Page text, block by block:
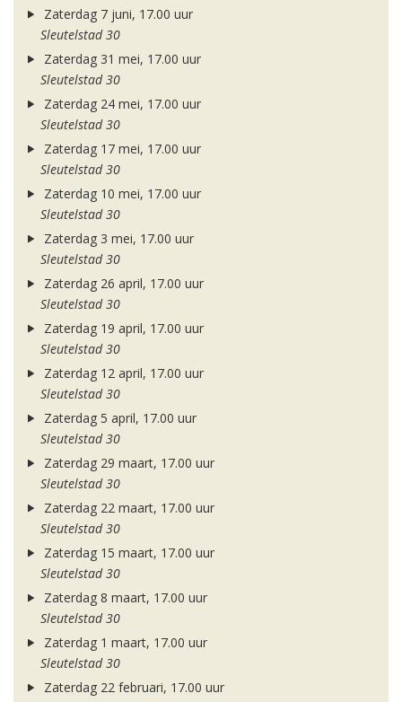
Zaterdag 7 juni, 17.00 uur
Sleutelstad 30
Zaterdag 31 mei, 17.00 uur
Sleutelstad 30
Zaterdag 24 mei, 17.00 uur
Sleutelstad 30
Zaterdag 17 mei, 17.00 uur
Sleutelstad 30
Zaterdag 10 mei, 17.00 uur
Sleutelstad 30
Zaterdag 3 mei, 17.00 uur
Sleutelstad 30
Zaterdag 26 april, 17.00 uur
Sleutelstad 30
Zaterdag 19 april, 17.00 uur
Sleutelstad 30
Zaterdag 12 april, 17.00 uur
Sleutelstad 30
Zaterdag 5 april, 17.00 uur
Sleutelstad 30
Zaterdag 29 maart, 17.00 uur
Sleutelstad 30
Zaterdag 22 maart, 17.00 uur
Sleutelstad 30
Zaterdag 15 maart, 17.00 uur
Sleutelstad 30
Zaterdag 8 maart, 17.00 uur
Sleutelstad 30
Zaterdag 1 maart, 17.00 uur
Sleutelstad 30
Zaterdag 22 februari, 17.00 uur